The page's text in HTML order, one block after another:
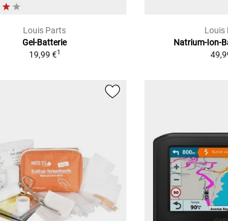
Louis Parts
Gel-Batterie
19,99 €1
Louis
Natrium-Ion-